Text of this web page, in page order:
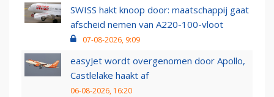
SWISS hakt knoop door: maatschappij gaat
afscheid nemen van A220-100-vloot
07-08-2026, 9:09
easyJet wordt overgenomen door Apollo,
Castlelake haakt af
06-08-2026, 16:20